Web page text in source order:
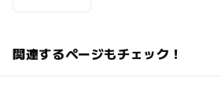
関連するページもチェック！